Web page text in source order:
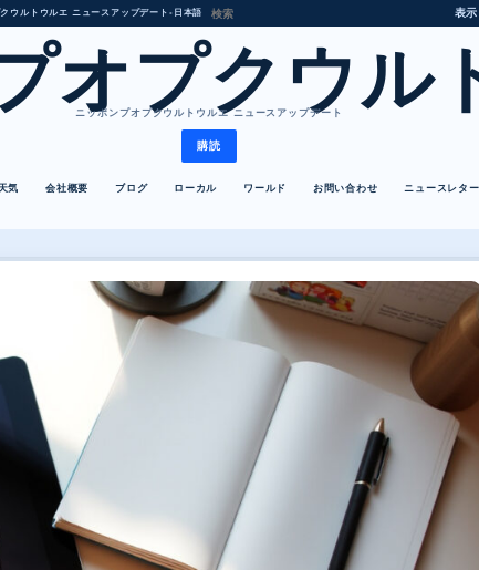
ウルトウルエ ニュースアップデート • 日本語 表示
オプクウル
ニッポンプオプクウルトウルエ ニュースアップデート
購読
気 会社概要 ブログ ローカル ワールド お問い合わせ ニュースレター